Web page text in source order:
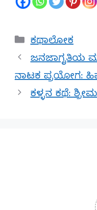
Categories
ಕಥಾಲೋಕ
ಜನಜಾಗೃತಿಯ
ನಾಟಕ ಪ್ರಯೋಗ:
ಕಳ್ಳನ ಕಥೆ: